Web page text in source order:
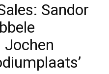
Sandor
Jochen